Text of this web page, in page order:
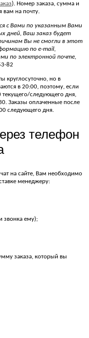
). Номер заказа, сумма и
вам на почту.
с Вами по указанным Вами
дней, Ваш заказ будет
Вы не смогли в этот
по е-mail,
по электронной почте,
82
круглосуточно, но в
в 20:00, поэтому, если
текущего/следующего дня,
Заказы оплаченные после
следующего дня.
телефон
на сайте, Вам необходимо
менеджеру:
звонка ему);
заказа, который вы